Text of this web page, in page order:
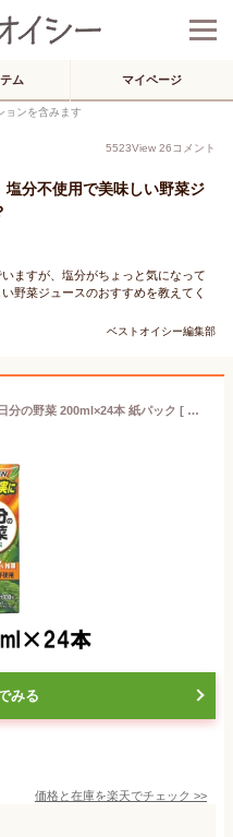
ム マイページ
ョンを含みます
5523View 26コメント
塩分不使用で美味しい野菜ジ
ますが、塩分がちょっと気になって
野菜ジュースのおすすめを教えてく
ベストオイシー編集部
【2点購入でヒノキ油】伊藤園 1日分の野菜 200ml×24本 紙パック [ 一日分の野菜 24本 無塩 無糖 野菜ジュース 野菜汁 100% 200ミリ 栄養管理士 推奨 ] ※キャンセル不可商品 +lt7+【 送料無料 】※北海道・沖縄除く
みる
価格と在庫を楽天でチェック >>